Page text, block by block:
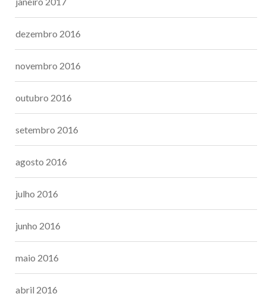
dezembro 2016
novembro 2016
outubro 2016
setembro 2016
agosto 2016
julho 2016
junho 2016
maio 2016
abril 2016